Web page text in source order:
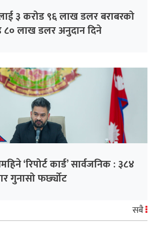
३ करोड ९६ लाख डलर बराबरको
८० लाख डलर अनुदान दिने
‘रिपोर्ट कार्ड’ सार्वजनिक : ३८४
गुनासो फर्छ्योट
सबै